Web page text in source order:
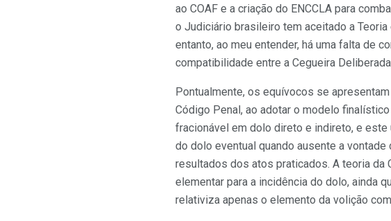
ao COAF e a criação do ENCCLA para
o Judiciário brasileiro tem aceitado a
entanto, ao meu entender, há uma falta de
compatibilidade entre a Cegueira
Pontualmente, os equívocos se
Código Penal, ao adotar o modelo
fracionável em dolo direto e indireto, e
do dolo eventual quando ausente a
resultados dos atos praticados. A teoria da
elementar para a incidência do dolo, ainda
relativiza apenas o elemento da volição